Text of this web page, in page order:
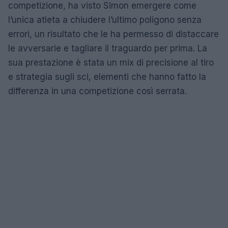
competizione, ha visto Simon emergere come
l’unica atleta a chiudere l’ultimo poligono senza
errori, un risultato che le ha permesso di distaccare
le avversarie e tagliare il traguardo per prima. La
sua prestazione è stata un mix di precisione al tiro
e strategia sugli sci, elementi che hanno fatto la
differenza in una competizione così serrata.